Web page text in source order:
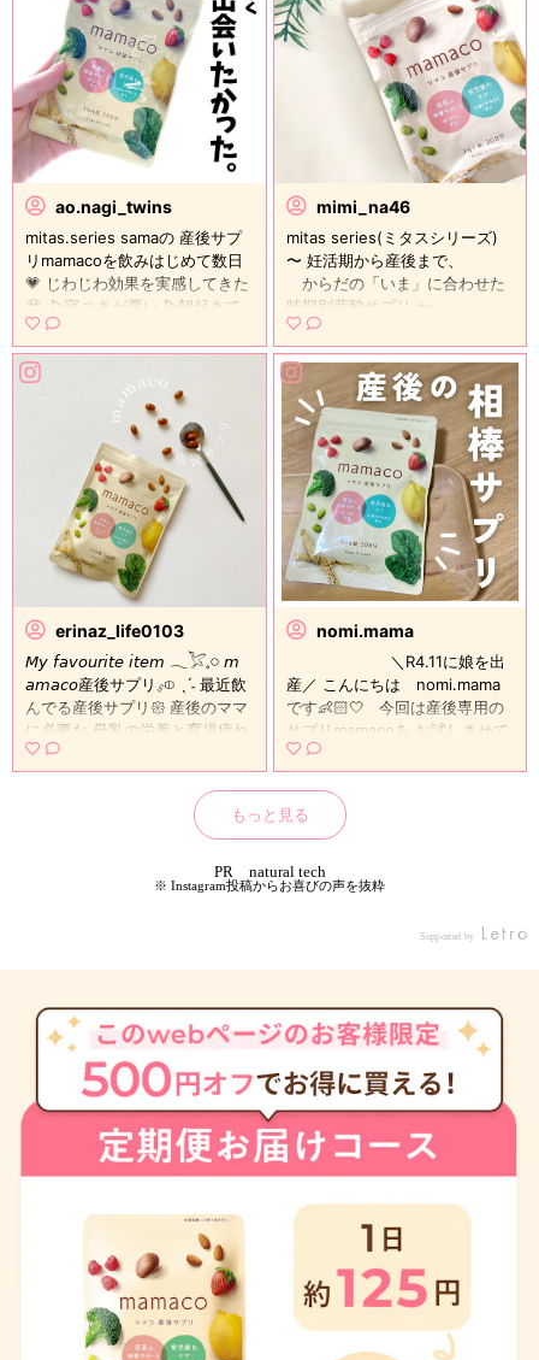
ao.nagi_twins
mitas.series samaの 産後サプ
リmamacoを飲みはじめて数日
💗 じわじわ効果を実感してきた
🥹 ⁡ ▷寝つきが悪い ▷朝起きて
も疲れが取れた感じがしない ▷
朝スッキリ起きれない ▷頭がぼ
ーっとする ▷栄養あるものを食
べれていない (▷便秘。笑) ↪︎
調べたけど便秘改善は公式には
書いてなかった🤣 便秘はほ
んと個人差あると思うし便秘だ
け 解消させたい人は便秘薬
頼ってねw ⁡ ⁡ 私が実感したのは
こんな感じ👍🏻 ⁡ 前ストーリーに
飲み始めるって投稿したら 妊娠
中にこのシリーズのmamaruを
飲んでたよ 効果感じれたよって
言ってくださった方が 何名かい
らっしゃって、やっぱり飲まな
いより 飲んだ方が身体のために
いいんだなーと思った！ ⁡ 気に
なる方は初回半額から1000円of
fになる クーポン発行してもら
ね😊👍🏻 『 kaho2023 』 ⚠️定期
契約になるけど、縛りはないよ
🫶🏻 合わなかったら返金保証も
ジから可能だよ💗 購入はストー
クーポンコードが使えるので こ
方もぜひ◎ ⁡ #生後5ヶ月 #生後5
ヶ月ベビー #令和4年ベビー #令
和4年8月ベビー #1歳 #1歳男の
子 #男の子ママ #男の子育児 #
年子 #年子ママ #年子ママと繋
がりたい #双子 #双子ママ #二
卵性双生児 #双子育児 #双子マ
マと繋がりたい #𝑡𝑤𝑖𝑛𝑠 #双子の
兄弟 #3兄弟ママ #むすこーで #
親バカ部 #産後サプリ #授乳期
サプリ #産後サプリmamaco #
産後サプリママコ #pr ⁡ ⁡ ⁡ ⁡ ⁡
mimi_na46
mitas series(ミタスシリーズ)
〜 妊活期から産後まで、
からだの「いま」に合わせた
時期別葉酸サプリ 〜
〜〜〜〜〜〜〜〜〜〜〜〜〜〜〜
1日4粒で栄養素を補い身体のお
悩みをサポート🍓🍋🥦🫘 生後11
ヶ月の弟君は今も夜間は2、3時
間おきに授乳でゆっくり朝まで
眠れず常に眠気と疲労感が… 子
供３人まだ小さいので、なかな
か自分の事は後回しになりがち
💦 特に朝食、昼食は適当にすま
せる事が多いので母乳あげてい
るし栄養面が気になっていて何
か手軽に栄養補給出来るサプリ
はないかと探していました！！
粒は少し大きめだけど私は難な
て飲んで元気に子供達と過ごせ
るといいなぁ♡♡♡ 提供：natu
ral tech株式会社 #PR #naturalt
ech株式会社 #mitas #ミタス葉
maco #ママコ産後 #葉酸サプリ
#葉酸 #温活 #monipla #natural
tech_fan
erinaz_life0103
𝘔𝘺 𝘧𝘢𝘷𝘰𝘶𝘳𝘪𝘵𝘦 𝘪𝘵𝘦𝘮 𓂃𓅯𓈒𓏸 𝘮
𝘢𝘮𝘢𝘤𝘰産後サプリ𓌽 ˎˊ˗ 最近飲
んでる産後サプリ𑁍 産後のママ
に必要な 母乳の栄養と育児疲れ
のケアに特化した 産後/ 授乳期
に必要なサプリメント⸝⋆ 𝘮𝘢
𝘮𝘢𝘤𝘰産後サプリは 母乳の栄養
補給のサポート『DHA /ビタミ
ンD /鉄＆カルシウム』 育児疲
れのケア 『10種の和漢成分配
合』 更に赤ちゃんのために食品
かなかしっかりと毎日栄養摂る
のは難しい. そこを良質なサプ
リメントで しっかり補えたらい
いなと思い始めました！ mitas.
series 𝘴𝘢𝘮𝘢 のサプリメント𓌽
今なら初回7,980円のところ3,9
80円！ 更に1000円offになるク
ーポンをいただいたので 気にな
ってもお得⸝⋆ クーポンコード
『 eri0423 』 妊活期𝘮𝘪𝘵𝘢𝘴や妊
娠中𝘮𝘢𝘮𝘢𝘳𝘶 のサプリメントに
も使えます！ #産後サプリ #授
乳期サプリ #産後サプリmamac
o #産後サプリママコ #PR 𐄮
𐄮𐄮𐄮𐄮𐄮𐄮𐄮𐄮𐄮𐄮𐄮𐄮𐄮𐄮
nomi.mama
⁡ ⁡ ＼R4.11に娘を出
産／ こんにちは nomi.mama
です👶🏻🤍 ⁡ ⁡ 今回は産後専用の
サプリmamacoを お試しさせて
貰ったよ🫡🌸 ⁡ ⁡ 出産後ボロボロ
の体に追い討ちかけるように 睡
眠不足、母乳、ホルモンバラン
スの乱れで 体調不良になるしか
なくないっていう産後🤦🏻‍♀️ ⁡ ⁡ だ
からって自分のケアしたくても
時間ないし お昼ごはんとか簡単
りがち😵 (私もカップ麺とかお
な？ もっとちゃんとバランスあ
る料理作らんとダメかなって ス
トレスに感じることも少なくな
いと思う！！ 私も1ヶ月だけだ
ったけど完母だったから気持ち
わかる💦 ⁡ ⁡ 今回mamacoのお
話を頂いて実際飲んでみて 手軽
だから続けられるしノンストレ
ちゃ有りだなって感じています
🤝🏻 ⁡ そして何より体ぽかぽか
してるの😭 元々冷え性だったけ
ど産後さらに冷え性なって 常に
足も手もキンキンだったから変
化にびっくりしてる！ これも和
漢素材の力なのかな〜って思っ
もっと見る
※ Instagram投稿からお喜びの声を抜粋
PR natural tech
Supported by